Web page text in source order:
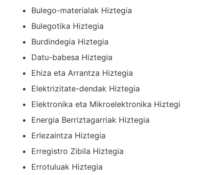
Bulego-materialak Hiztegia
Bulegotika Hiztegia
Burdindegia Hiztegia
Datu-babesa Hiztegia
Ehiza eta Arrantza Hiztegia
Elektrizitate-dendak Hiztegia
Elektronika eta Mikroelektronika Hiztegi
Energia Berriztagarriak Hiztegia
Erlezaintza Hiztegia
Erregistro Zibila Hiztegia
Errotuluak Hiztegia